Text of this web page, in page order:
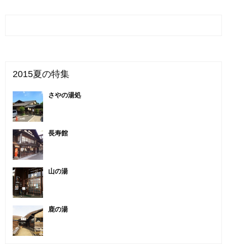
2015夏の特集
さやの湯処
長寿館
山の湯
鹿の湯